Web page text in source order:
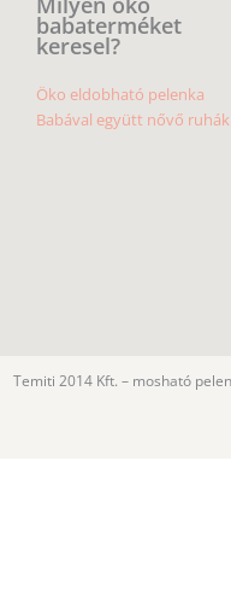
babaterméket
keresel?
Öko eldobható pelenka
Babával együtt nővő ruhák
Temiti 2014 Kft. – mosható